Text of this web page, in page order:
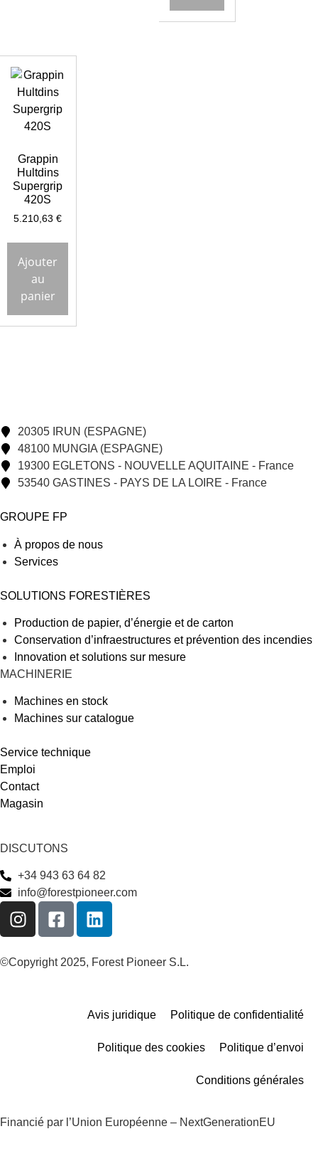
Grappin
Hultdins
Supergrip
420S
5.210,63€
Ajouter
au
panier
20305 IRUN (ESPAGNE)
48100 MUNGIA (ESPAGNE)
19300 EGLETONS - NOUVELLE AQUITAINE - France
53540 GASTINES - PAYS DE LA LOIRE - France
GROUPE FP
À propos de nous
Services
SOLUTIONS FORESTIÈRES
Production de papier, d’énergie et de carton
Conservation d’infraestructures et prévention des incendies
Innovation et solutions sur mesure
MACHINERIE
Machines en stock
Machines sur catalogue
Service technique
Emploi
Contact
Magasin
DISCUTONS
+34 943 63 64 82
info@forestpioneer.com
©Copyright 2025, Forest Pioneer S.L.
Avis juridique Politique de confidentialité
Politique des cookies Politique d’envoi
Conditions générales
Financié par l’Union Européenne – NextGenerationEU